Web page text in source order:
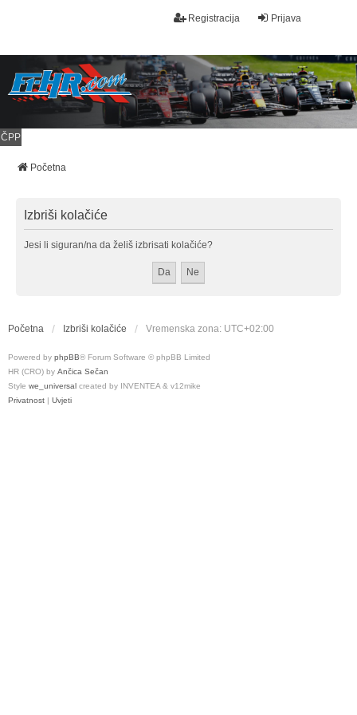
Prijava
Registracija
ČPP
Početna
Izbriši kolačiće
Jesi li siguran/na da želiš izbrisati kolačiće?
Početna Izbriši kolačiće Vremenska zona: UTC+02:00
Powered by phpBB® Forum Software © phpBB Limited
HR (CRO) by Ančica Sečan
Style we_universal created by INVENTEA & v12mike
Privatnost | Uvjeti